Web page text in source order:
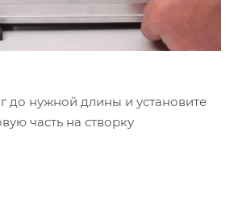
до нужной длины и установите
часть на створку